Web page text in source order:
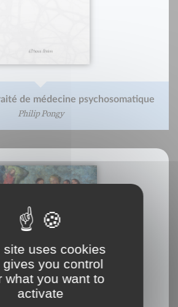
de médecine psychosomatique
Philip Pongy
site uses cookies
gives you control
what you want to
activate